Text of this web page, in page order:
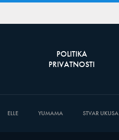
POLITIKA
PRIVATNOSTI
ELLE YUMAMA STVAR UKUSA